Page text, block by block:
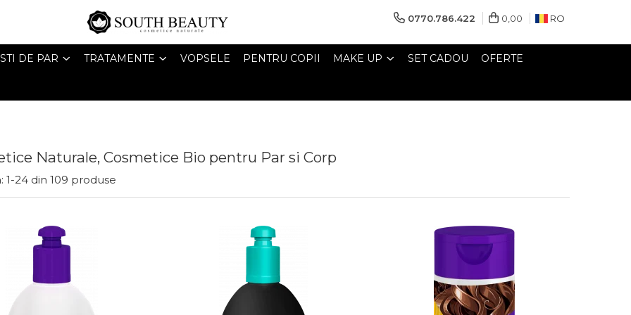
0770.786.422 0,00 RO
DE PAR TRATAMENTE VOPSELE PENTRU COPII MAKE UP SET CADOU OFERTE
Naturale, Cosmetice Bio pentru Par si Corp
1-24 din 109 produse